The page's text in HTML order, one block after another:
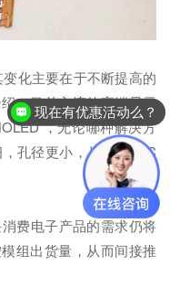
化主要在于不断提高的
，目前主流的高端显示
，无论哪种解决方
孔径更小，从而对FPC
费电子产品的需求仍将
组出货量，从而间接推
现在有优惠活动么？